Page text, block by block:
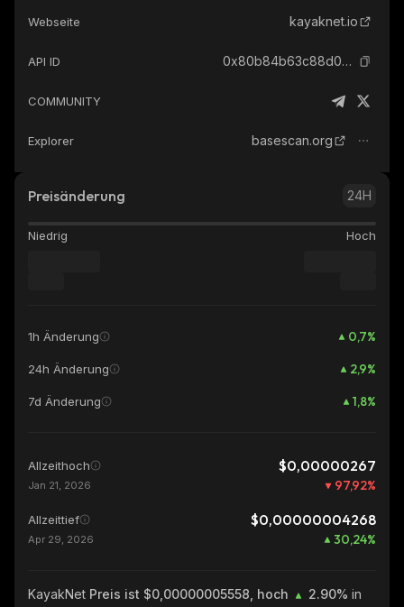
Webseite kayaknet.io
API ID 0x80b84b63c88d054d300d51e801c2a65e20d44b07_base
COMMUNITY
Explorer basescan.org
Preisänderung 24H
Niedrig Hoch
1h Änderung 0,7%
24h Änderung 2,9%
7d Änderung 1,8%
Allzeithoch $0,00000267
Jan 21, 2026 97,92%
Allzeittief $0,00000004268
Apr 29, 2026 30,24%
KayakNet Preis ist $0,00000005558, hoch 2.90% in